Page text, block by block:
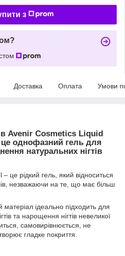
з
Доставка Оплата Умови
Avenir Cosmetics Liquid
однофазний гель для
натуральних нігтів
це рідкий гель, який відноситься
незважаючи на те, що має більш
ідеально підходить для
та нарощення нігтів невеликої
самовирівнюється, не
гладке покриття.